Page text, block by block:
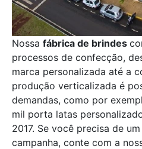
Nossa fábrica de brindes
processos de confecção,
marca personalizada até a
produção verticalizada é
demandas, como por
mil porta latas
2017. Se você precisa de
campanha, conte com a